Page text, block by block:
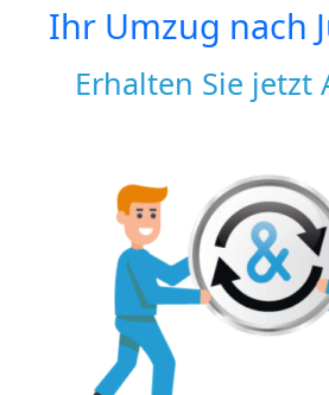
Ihr Umzug nach
Erhalten Sie jetzt